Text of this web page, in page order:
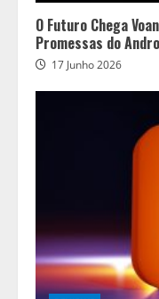
O Futuro Chega
Promessas do
17 Junho 2026